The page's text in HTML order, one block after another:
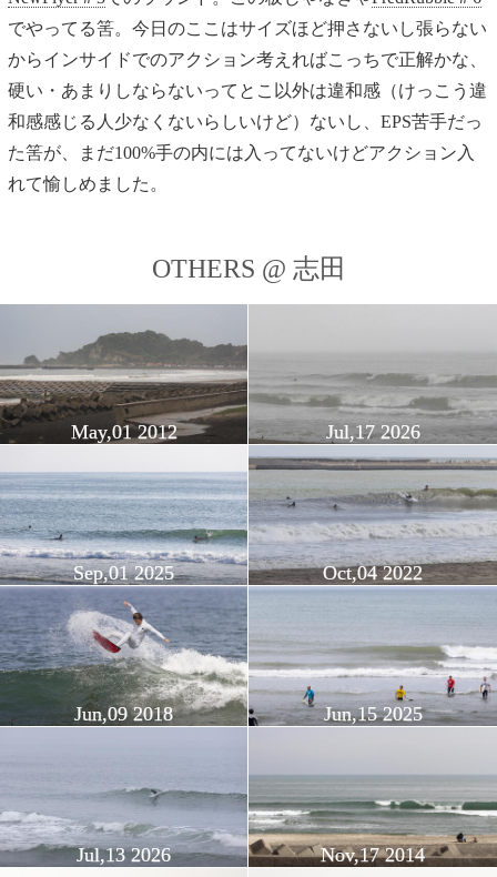
でやってる筈。今日のここはサイズほど押さないし張らない
からインサイドでのアクション考えればこっちで正解かな、
硬い・あまりしならないってとこ以外は違和感（けっこう違
和感感じる人少なくないらしいけど）ないし、EPS苦手だっ
た筈が、まだ100%手の内には入ってないけどアクション入
れて愉しめました。
OTHERS @ 志田
May,01 2012 Jul,17 2026
Sep,01 2025 Oct,04 2022
Jun,09 2018 Jun,15 2025
Jul,13 2026 Nov,17 2014